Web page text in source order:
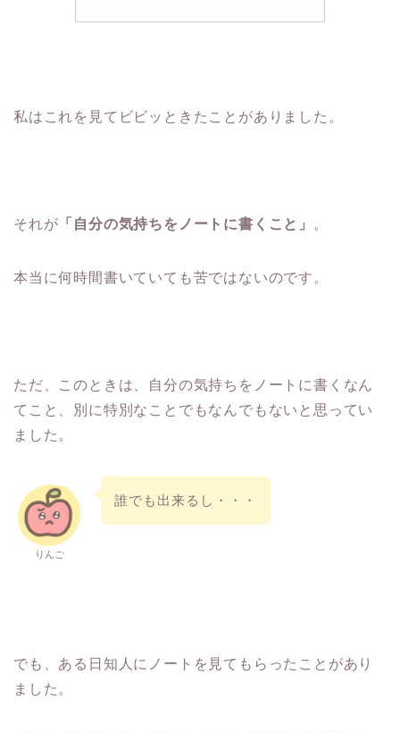
私はこれを見てビビッときたことがありました。
それが 「自分の気持ちをノートに書くこと」 。
本当に何時間書いていても苦ではないのです。
ただ、このときは、自分の気持ちをノートに書くなん
てこと、別に特別なことでもなんでもないと思ってい
ました。
りんご
誰でも出来るし・・・
でも、ある日知人にノートを見てもらったことがあり
ました。